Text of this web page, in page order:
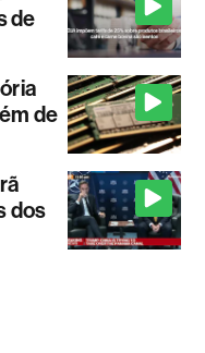
de
de
dos